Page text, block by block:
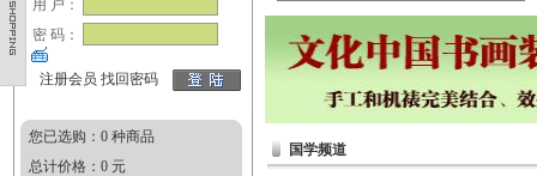
用 户：
密 码：
注册会员 找回密码
您已选购：0 种商品
总计价格：0 元
国学频道